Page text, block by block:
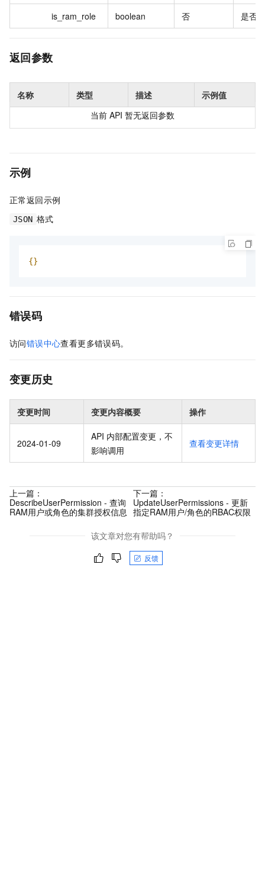
is_ram_role boolean 否 是否
返回参数
名称 类型 描述
示例值
当前 API 暂无返回参数
示例
正常返回示例
JSON 格式
{}
错误码
访问错误中心查看更多错误码。
变更历史
变更时间 变更内容概要 操作
2024-01-09
API 内部配置变更，不
影响调用
查看变更详情
上一篇：
DescribeUserPermission - 查询
RAM用户或角色的集群授权信息
下一篇：
UpdateUserPermissions - 更新
指定RAM用户/角色的RBAC权限
该文章对您有帮助吗？
反馈